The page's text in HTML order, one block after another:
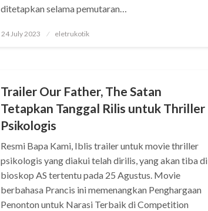
ditetapkan selama pemutaran…
Posted
24 July 2023 eletrukotik
Trailer Our Father, The Satan
Tetapkan Tanggal Rilis untuk Thriller
Psikologis
Resmi Bapa Kami, Iblis trailer untuk movie thriller
psikologis yang diakui telah dirilis, yang akan tiba di
bioskop AS tertentu pada 25 Agustus. Movie
berbahasa Prancis ini memenangkan Penghargaan
Penonton untuk Narasi Terbaik di Competition